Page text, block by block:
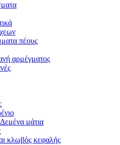
πέους
αρμέγματος
μάτια
κλωβός κεφαλής